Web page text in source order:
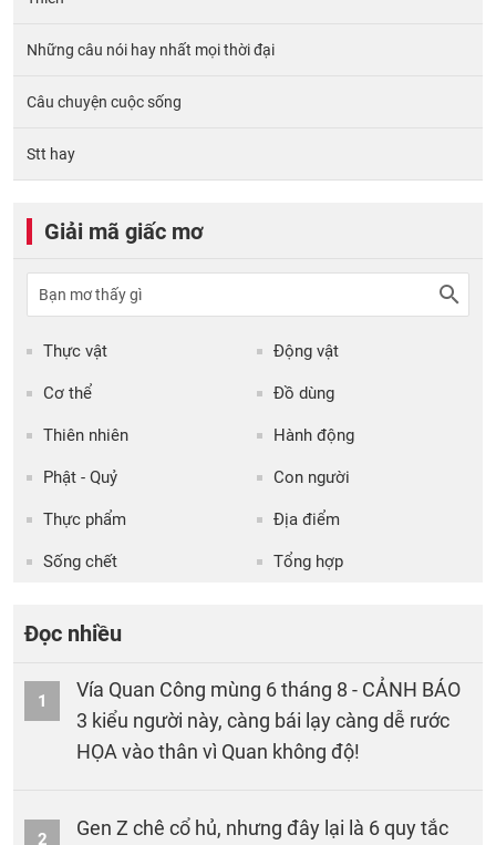
Những câu nói hay nhất mọi thời đại
Câu chuyện cuộc sống
Stt hay
Giải mã giấc mơ
Thực vật Động vật
Cơ thể Đồ dùng
Thiên nhiên Hành động
Phật - Quỷ Con người
Thực phẩm Địa điểm
Sống chết Tổng hợp
Đọc nhiều
1
Vía Quan Công mùng 6 tháng 8 - CẢNH BÁO
3 kiểu người này, càng bái lạy càng dễ rước
HỌA vào thân vì Quan không độ!
2
Gen Z chê cổ hủ, nhưng đây lại là 6 quy tắc